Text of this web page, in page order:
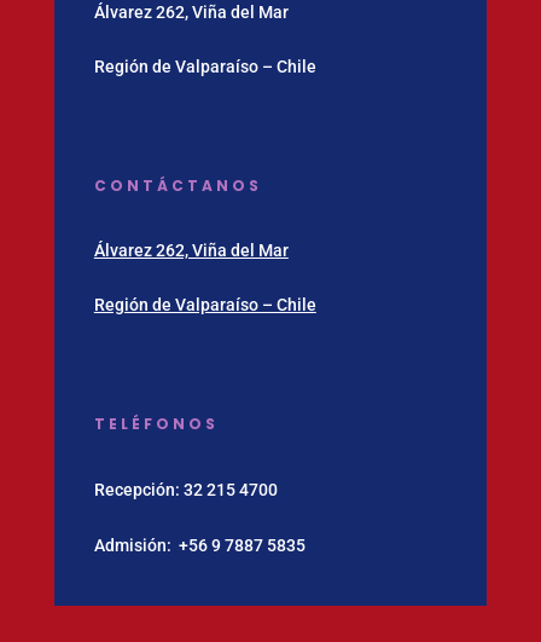
Álvarez 262, Viña del Mar
Región de Valparaíso – Chile
CONTÁCTANOS
Álvarez 262, Viña del Mar
Región de Valparaíso – Chile
TELÉFONOS
Recepción: 32 215 4700
Admisión: ‪+56 9 7887 5835